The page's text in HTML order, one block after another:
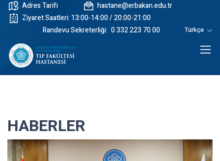
Adres Tarifi
hastane@erbakan.edu.tr
Ziyaret Saatleri: 13:00-14:00 / 20:00-21:00
Randevu Sekreterliği: 0 332 223 70 00 Türkçe
HABERLER